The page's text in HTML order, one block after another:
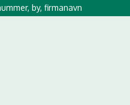
by, firmanavn